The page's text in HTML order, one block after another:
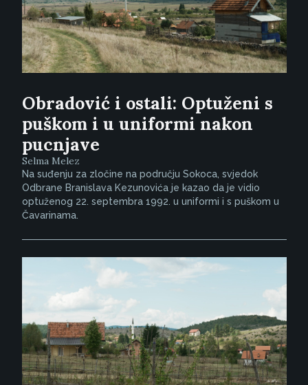
Obradović i ostali: Optuženi s
puškom i u uniformi nakon
pucnjave
Selma Melez
Na suđenju za zločine na području Sokoca, svjedok
Odbrane Branislava Kezunovića je kazao da je vidio
optuženog 22. septembra 1992. u uniformi i s puškom u
Čavarinama.